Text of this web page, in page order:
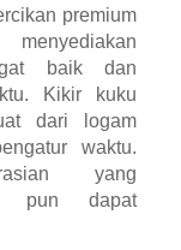
premium
baik dan
Kikir kuku
dari logam
waktu.
yang
pun dapat